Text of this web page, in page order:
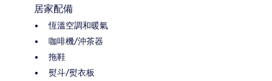
居家配備
恆溫空調和暖氣
咖啡機/沖茶器
拖鞋
熨斗/熨衣板